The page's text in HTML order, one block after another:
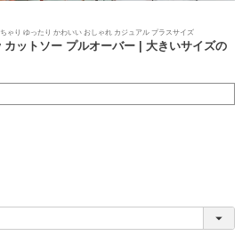
ゃり ゆったり かわいい おしゃれ カジュアル プラスサイズ
ットソー プルオーバー | 大きいサイズの